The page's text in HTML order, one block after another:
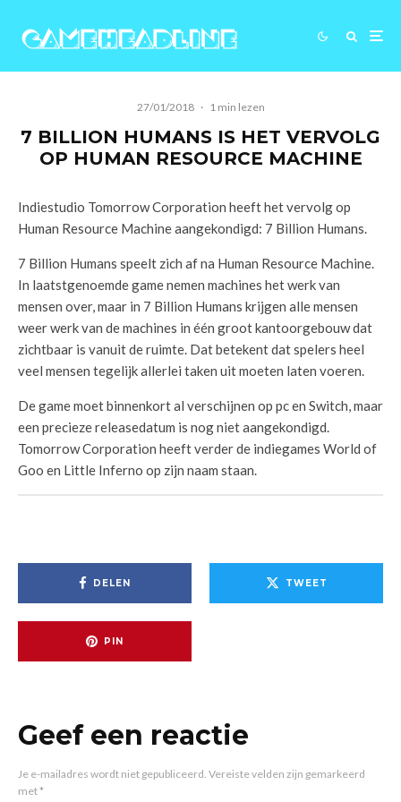
27/01/2018 · 1 min lezen
7 BILLION HUMANS IS HET VERVOLG
OP HUMAN RESOURCE MACHINE
Indiestudio Tomorrow Corporation heeft het vervolg op
Human Resource Machine aangekondigd: 7 Billion Humans.
7 Billion Humans speelt zich af na Human Resource Machine.
In laatstgenoemde game nemen machines het werk van
mensen over, maar in 7 Billion Humans krijgen alle mensen
weer werk van de machines in één groot kantoorgebouw dat
zichtbaar is vanuit de ruimte. Dat betekent dat spelers heel
veel mensen tegelijk allerlei taken uit moeten laten voeren.
De game moet binnenkort al verschijnen op pc en Switch, maar
een precieze releasedatum is nog niet aangekondigd.
Tomorrow Corporation heeft verder de indiegames World of
Goo en Little Inferno op zijn naam staan.
DELEN TWEET
PIN
Geef een reactie
Je e-mailadres wordt niet gepubliceerd. Vereiste velden zijn gemarkeerd
met*